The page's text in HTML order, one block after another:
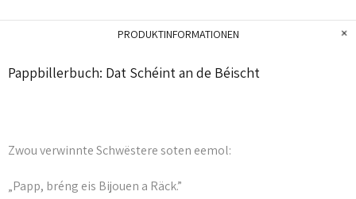
PRODUKTINFORMATIONEN
Pappbillerbuch: Dat Schéint an de Béischt
Zwou verwinnte Schwëstere soten eemol:
„Papp, bréng eis Bijouen a Räck.”